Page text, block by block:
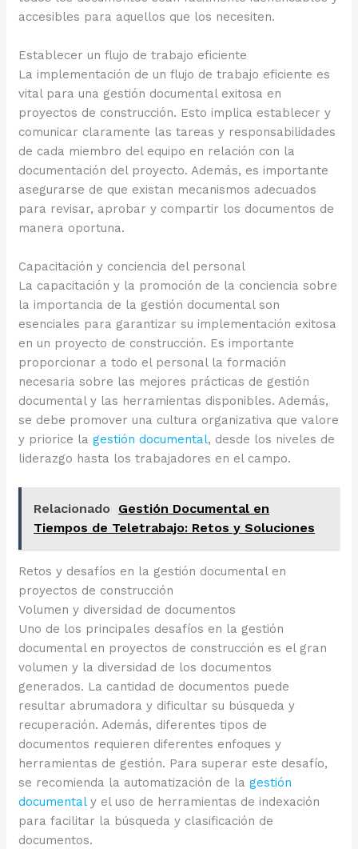
accesibles para aquellos que los necesiten.
Establecer un flujo de trabajo eficiente
La implementación de un flujo de trabajo eficiente es
vital para una gestión documental exitosa en
proyectos de construcción. Esto implica establecer y
comunicar claramente las tareas y responsabilidades
de cada miembro del equipo en relación con la
documentación del proyecto. Además, es importante
asegurarse de que existan mecanismos adecuados
para revisar, aprobar y compartir los documentos de
manera oportuna.
Capacitación y conciencia del personal
La capacitación y la promoción de la conciencia sobre
la importancia de la gestión documental son
esenciales para garantizar su implementación exitosa
en un proyecto de construcción. Es importante
proporcionar a todo el personal la formación
necesaria sobre las mejores prácticas de gestión
documental y las herramientas disponibles. Además,
se debe promover una cultura organizativa que valore
y priorice lagestión documental, desde los niveles de
liderazgo hasta los trabajadores en el campo.
Relacionado
Gestión Documental en
Tiempos de Teletrabajo: Retos y Soluciones
Retos y desafíos en la gestión documental en
proyectos de construcción
Volumen y diversidad de documentos
Uno de los principales desafíos en la gestión
documental en proyectos de construcción es el gran
volumen y la diversidad de los documentos
generados. La cantidad de documentos puede
resultar abrumadora y dificultar su búsqueda y
recuperación. Además, diferentes tipos de
documentos requieren diferentes enfoques y
herramientas de gestión. Para superar este desafío,
se recomienda la automatización de lagestión
documentaly el uso de herramientas de indexación
para facilitar la búsqueda y clasificación de
documentos.